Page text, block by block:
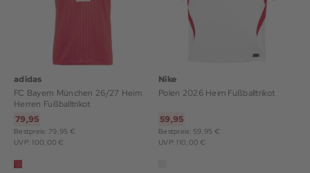
adidas
FC Bayern München 26/27 Heim
Herren Fußballtrikot
79,95
Bestpreis: 79,95 €
UVP: 100,00 €
Nike
Polen 2026 Heim Fußballtrikot
59,95
Bestpreis: 59,95 €
UVP: 110,00 €